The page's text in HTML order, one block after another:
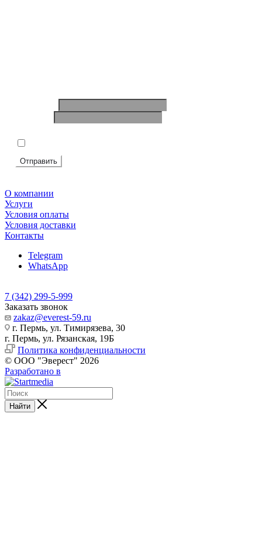
Отправить
О компании
Услуги
Условия оплаты
Условия доставки
Контакты
Telegram
WhatsApp
7 (342) 299-5-999
Заказать звонок
zakaz@everest-59.ru
г. Пермь, ул. Тимирязева, 30
г. Пермь, ул. Рязанская, 19Б
Политика конфиденциальности
© ООО "Эверест" 2026
Разработано в
Найти